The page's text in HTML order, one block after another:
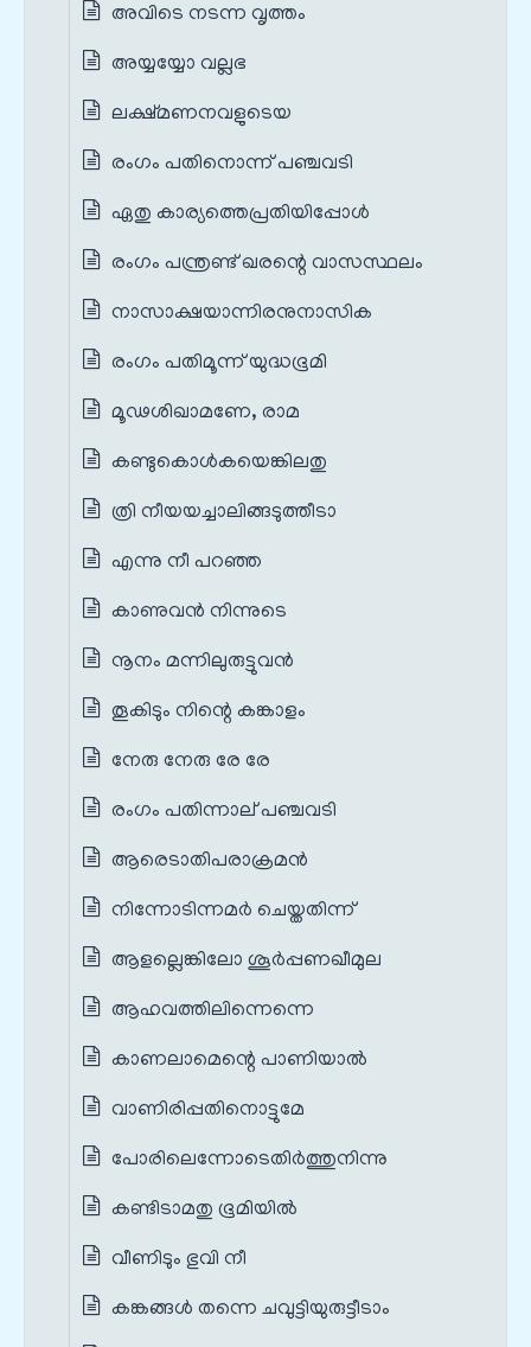
അവിടെ നടന്ന വൃത്തം
അയ്യയ്യോ വല്ലഭ
ലക്ഷ്മണനവളുടെയ
രംഗം പതിനൊന്ന് പഞ്ചവടി
ഏതു കാര്യത്തെപ്രതിയിപ്പോൾ
രംഗം പന്ത്രണ്ട് ഖരന്റെ വാസസ്ഥലം
നാസാക്ഷയാന്നിരനുനാസിക
രംഗം പതിമൂന്ന് യുദ്ധഭൂമി
മൂഢശിഖാമണേ, രാമ
കണ്ടുകൊൾകയെങ്കിലതു
ത്രി നീയയച്ചാലിങ്ങടുത്തീടാ
എന്നു നീ പറഞ്ഞ
കാണുവൻ നിന്നുടെ
നൂനം മന്നിലുരുട്ടുവൻ
തൂകിടും നിന്റെ കങ്കാളം
നേരു നേരു രേ രേ
രംഗം പതിന്നാല് പഞ്ചവടി
ആരെടാതിപരാക്രമൻ
നിന്നോടിന്നമർ ചെയ്തതിന്ന്
ആളല്ലെങ്കിലോ ശൂർപ്പണഖീമുല
ആഹവത്തിലിന്നെന്നെ
കാണലാമെന്റെ പാണിയാൽ
വാണിരിപ്പതിനൊട്ടുമേ
പോരിലെന്നോടെതിർത്തുനിന്നു
കണ്ടിടാമതു ഭൂമിയിൽ
വീണിടും ഭുവി നീ
കങ്കങ്ങൾ തന്നെ ചവുട്ടിയുരുട്ടീടാം